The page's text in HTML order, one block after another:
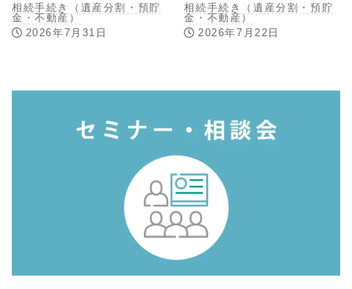
相続手続き（遺産分割・預貯
金・不動産）
2026年7月31日
相続手続き（遺産分割・預貯
金・不動産）
2026年7月22日